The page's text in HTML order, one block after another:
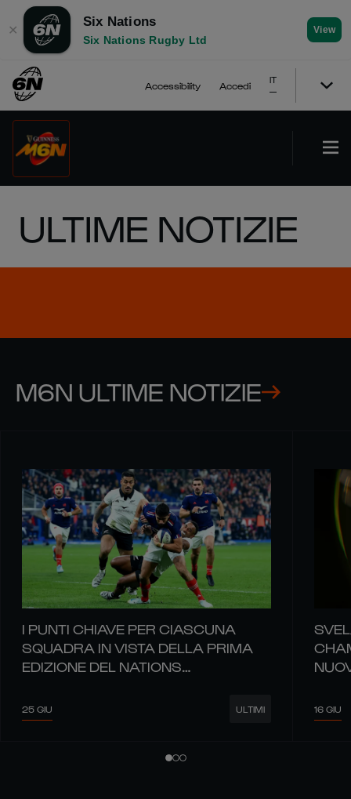
✕
Six Nations
Six Nations Rugby Ltd
View
Accessibility Accedi
IT
ULTIME NOTIZIE
M6N ULTIME NOTIZIE
I PUNTI CHIAVE PER CIASCUNA
SQUADRA IN VISTA DELLA PRIMA
EDIZIONE DEL NATIONS
25 GIU ULTIMI 16 GIU